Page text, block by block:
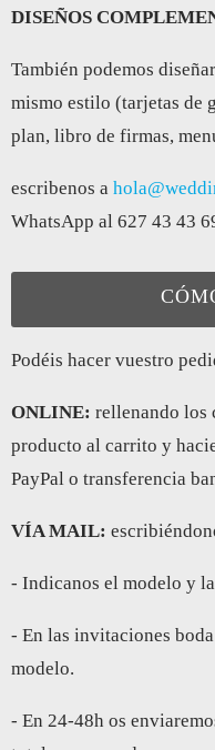
DISEÑOS
También podemos
mismo estilo (tarjetas de
plan, libro de firmas,
escribenos a
WhatsApp al 627 43 43
Podéis hacer vuestro
ONLINE: rellenando los
producto al carrito y
PayPal o transferencia
VÍA MAIL:
- Indicanos el modelo y
- En las invitaciones
modelo.
- En 24-48h os